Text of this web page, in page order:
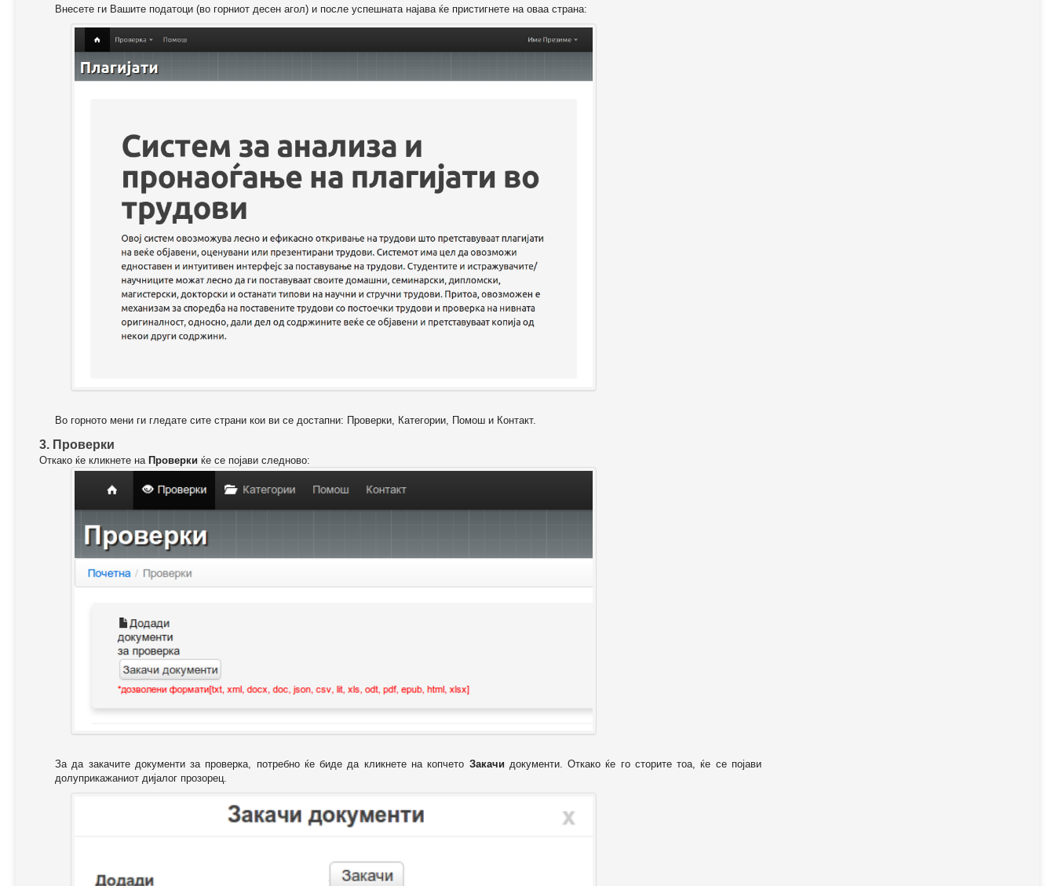
Внесете ги Вашите податоци (во горниот десен агол) и после успешната најава ќе пристигнете на оваа страна:
Во горното мени ги гледате сите страни кои ви се достапни: Проверки, Категории, Помош и Контакт.
3. Проверки
Откако ќе кликнете на Проверки ќе се појави следново:
За да закачите документи за проверка, потребно ќе биде да кликнете на копчето Закачи документи. Откако ќе го сторите тоа, ќе се појави
долуприкажаниот дијалог прозорец.